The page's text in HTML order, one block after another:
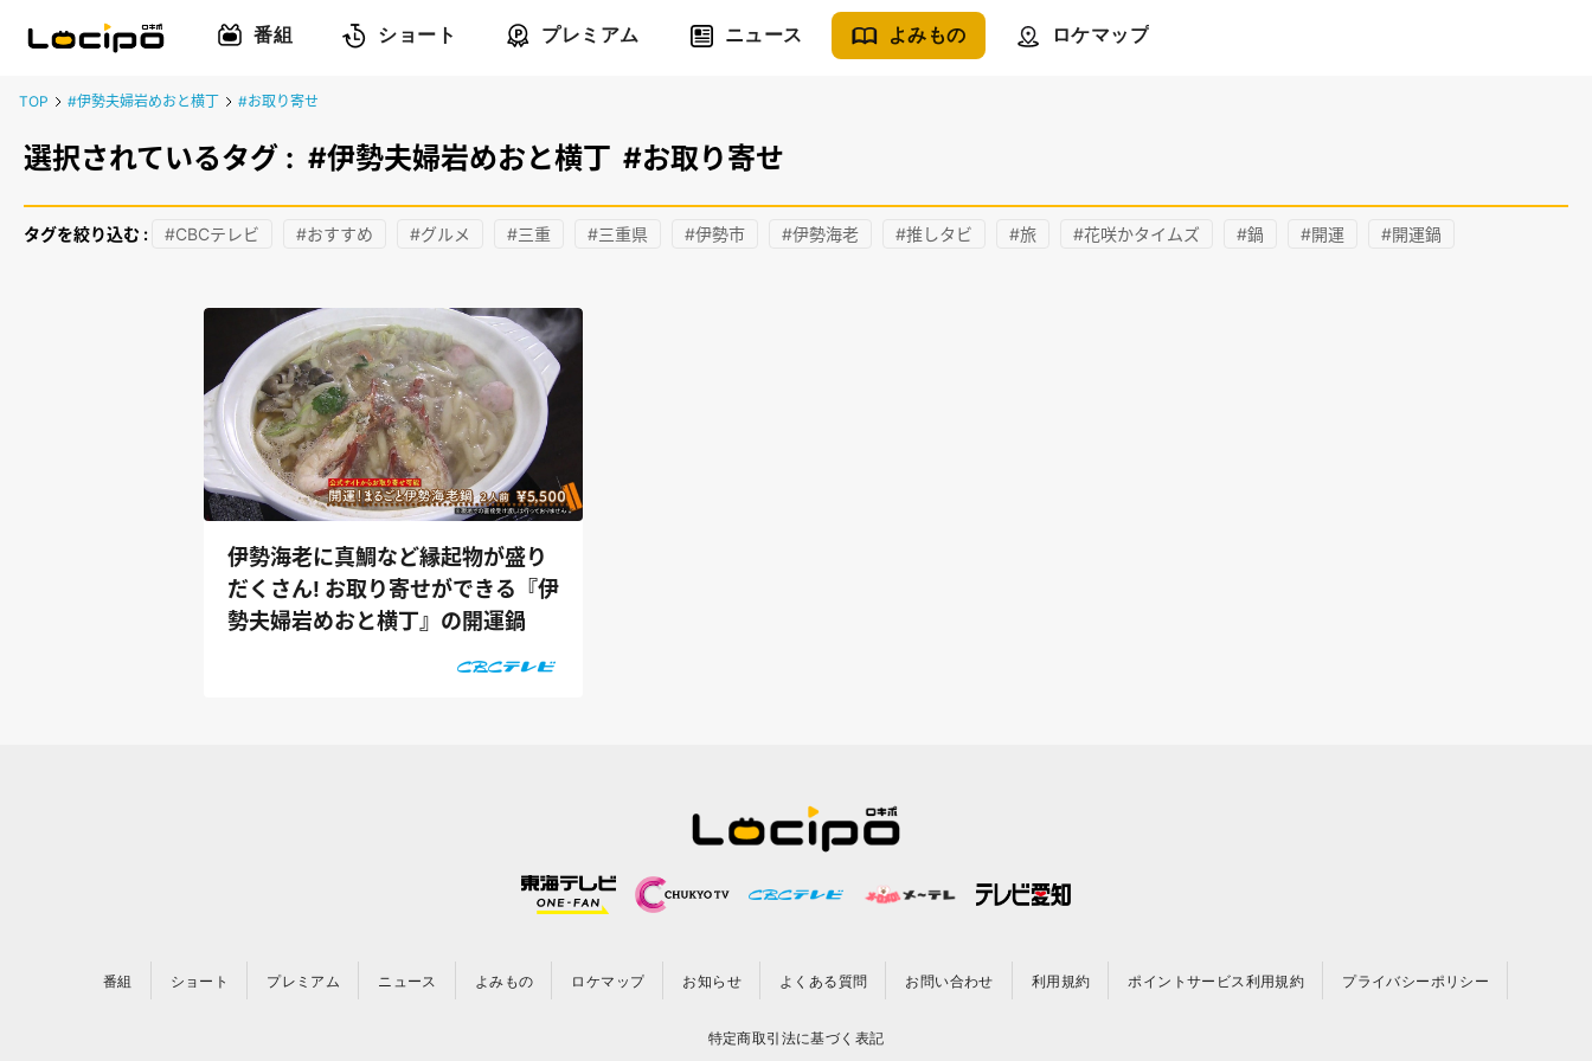
番組 ショート プレミアム ニュース よみもの ロケマップ
TOP #伊勢夫婦岩めおと横丁 #お取り寄せ
選択されているタグ : #伊勢夫婦岩めおと横丁 #お取り寄せ
タグを絞り込む : #CBCテレビ #おすすめ #グルメ #三重 #三重県 #伊勢市 #伊勢海老 #推しタビ #旅 #花咲かタイムズ #鍋 #開運 #開運鍋
伊勢海老に真鯛など縁起物が盛り
だくさん! お取り寄せができる『伊
勢夫婦岩めおと横丁』の開運鍋
番組 ショート プレミアム ニュース よみもの ロケマップ お知らせ よくある質問 お問い合わせ 利用規約 ポイントサービス利用規約 プライバシーポリシー
特定商取引法に基づく表記